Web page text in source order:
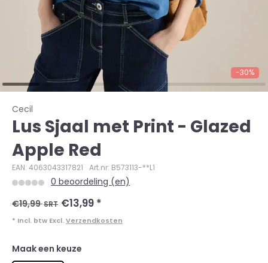
-30%
Cecil
Lus Sjaal met Print - Glazed
Apple Red
EAN: 4063043317821 Art.nr: B573113-**L1
0 beoordeling (en)
€19,99SRT €13,99 *
* Incl. btw Excl. Verzendkosten
Maak een keuze